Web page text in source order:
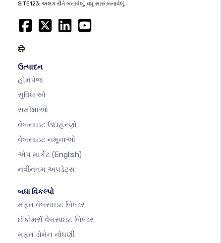
SITE123: અલગ રીતે બનાવેલું, વધુ સારું બનાવેલું.
ઉત્પાદન
હોમપેજ
સુવિધાઓ
સમીક્ષાઓ
વેબસાઇટ ઉદાહરણો
વેબસાઇટ નમૂનાઓ
એપ માર્કેટ (English)
નવીનતમ અપડેટ્સ
બધા વિકલ્પો
મફત વેબસાઇટ બિલ્ડર
ઈકોમર્સ વેબસાઇટ બિલ્ડર
મફત ડોમેન નોંધણી